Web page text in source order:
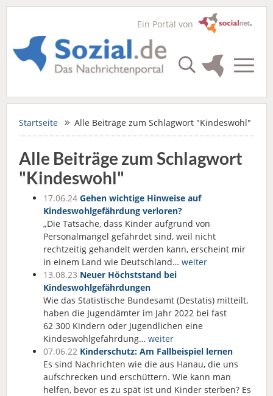
Ein Portal von
Startseite Alle Beiträge zum Schlagwort "Kindeswohl"
Alle Beiträge zum Schlagwort
"Kindeswohl"
17.06.24 Gehen wichtige Hinweise auf
Kindeswohlgefährdung verloren?
„Die Tatsache, dass Kinder aufgrund von
Personalmangel gefährdet sind, weil nicht
rechtzeitig gehandelt werden kann, erscheint mir
in einem Land wie Deutschland… weiter
13.08.23 Neuer Höchststand bei
Kindeswohlgefährdungen
Wie das Statistische Bundesamt (Destatis) mitteilt,
haben die Jugendämter im Jahr 2022 bei fast
62 300 Kindern oder Jugendlichen eine
Kindeswohlgefährdung… weiter
07.06.22 Kinderschutz: Am Fallbeispiel lernen
Es sind Nachrichten wie die aus Hanau, die uns
aufschrecken und erschüttern. Wie kann man
helfen, bevor es zu spät ist und Kinder sterben? Es